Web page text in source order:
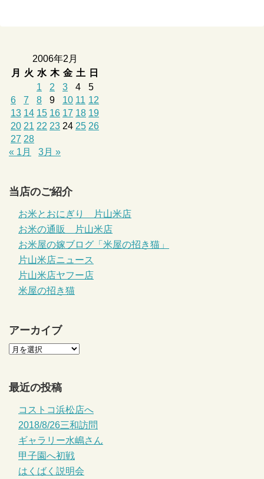
2006年2月
月
火 水 木 金 土
日
1
2 3 4
5
6
7 8 9 10 11 12
13 14 15 16 17 18 19
20 21 22 23 24 25 26
27 28
« 1月
3月 »
当店のご紹介
お米とおにぎり 片山米店
お米の通販 片山米店
お米屋の嫁ブログ「米屋の招き猫」
片山米店ニュース
片山米店ヤフー店
米屋の招き猫
アーカイブ
最近の投稿
コストコ浜松店へ
2018/8/26三和訪問
ギャラリー水嶋さん
甲子園へ初戦
はくばく説明会